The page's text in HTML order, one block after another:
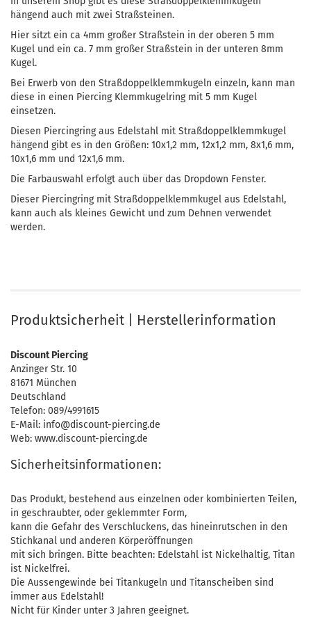
hängend auch mit zwei Straßsteinen.
Hier sitzt ein ca 4mm großer Straßstein in der oberen 5 mm
Kugel und ein ca. 7 mm großer Straßstein in der unteren 8mm
Kugel.
Bei Erwerb von den Straßdoppelklemmkugeln einzeln, kann man
diese in einen Piercing Klemmkugelring mit 5 mm Kugel
einsetzen.
Diesen Piercingring aus Edelstahl mit Straßdoppelklemmkugel
hängend gibt es in den Größen: 10x1,2 mm, 12x1,2 mm, 8x1,6 mm,
10x1,6 mm und 12x1,6 mm.
Die Farbauswahl erfolgt auch über das Dropdown Fenster.
Dieser Piercingring mit Straßdoppelklemmkugel aus Edelstahl,
kann auch als kleines Gewicht und zum Dehnen verwendet
werden.
Produktsicherheit | Herstellerinformation
Discount Piercing
Anzinger Str. 10
81671 München
Deutschland
Telefon: 089/4991615
E-Mail: info@discount-piercing.de
Web: www.discount-piercing.de
Sicherheitsinformationen:
Das Produkt, bestehend aus einzelnen oder kombinierten Teilen,
in geschraubter, oder geklemmter Form,
kann die Gefahr des Verschluckens, das hineinrutschen in den
Stichkanal und anderen Körperöffnungen
mit sich bringen. Bitte beachten: Edelstahl ist Nickelhaltig, Titan
ist Nickelfrei.
Die Aussengewinde bei Titankugeln und Titanscheiben sind
immer aus Edelstahl!
Nicht für Kinder unter 3 Jahren geeignet.